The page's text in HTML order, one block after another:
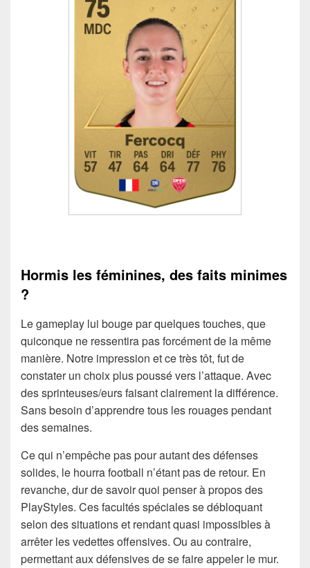
Hormis les féminines, des faits minimes
?
Le gameplay lui bouge par quelques touches, que
quiconque ne ressentira pas forcément de la même
manière. Notre impression et ce très tôt, fut de
constater un choix plus poussé vers l’attaque. Avec
des sprinteuses/eurs faisant clairement la différence.
Sans besoin d’apprendre tous les rouages pendant
des semaines.
Ce qui n’empêche pas pour autant des défenses
solides, le hourra football n’étant pas de retour. En
revanche, dur de savoir quoi penser à propos des
PlayStyles. Ces facultés spéciales se débloquant
selon des situations et rendant quasi impossibles à
arrêter les vedettes offensives. Ou au contraire,
permettant aux défensives de se faire appeler le mur.